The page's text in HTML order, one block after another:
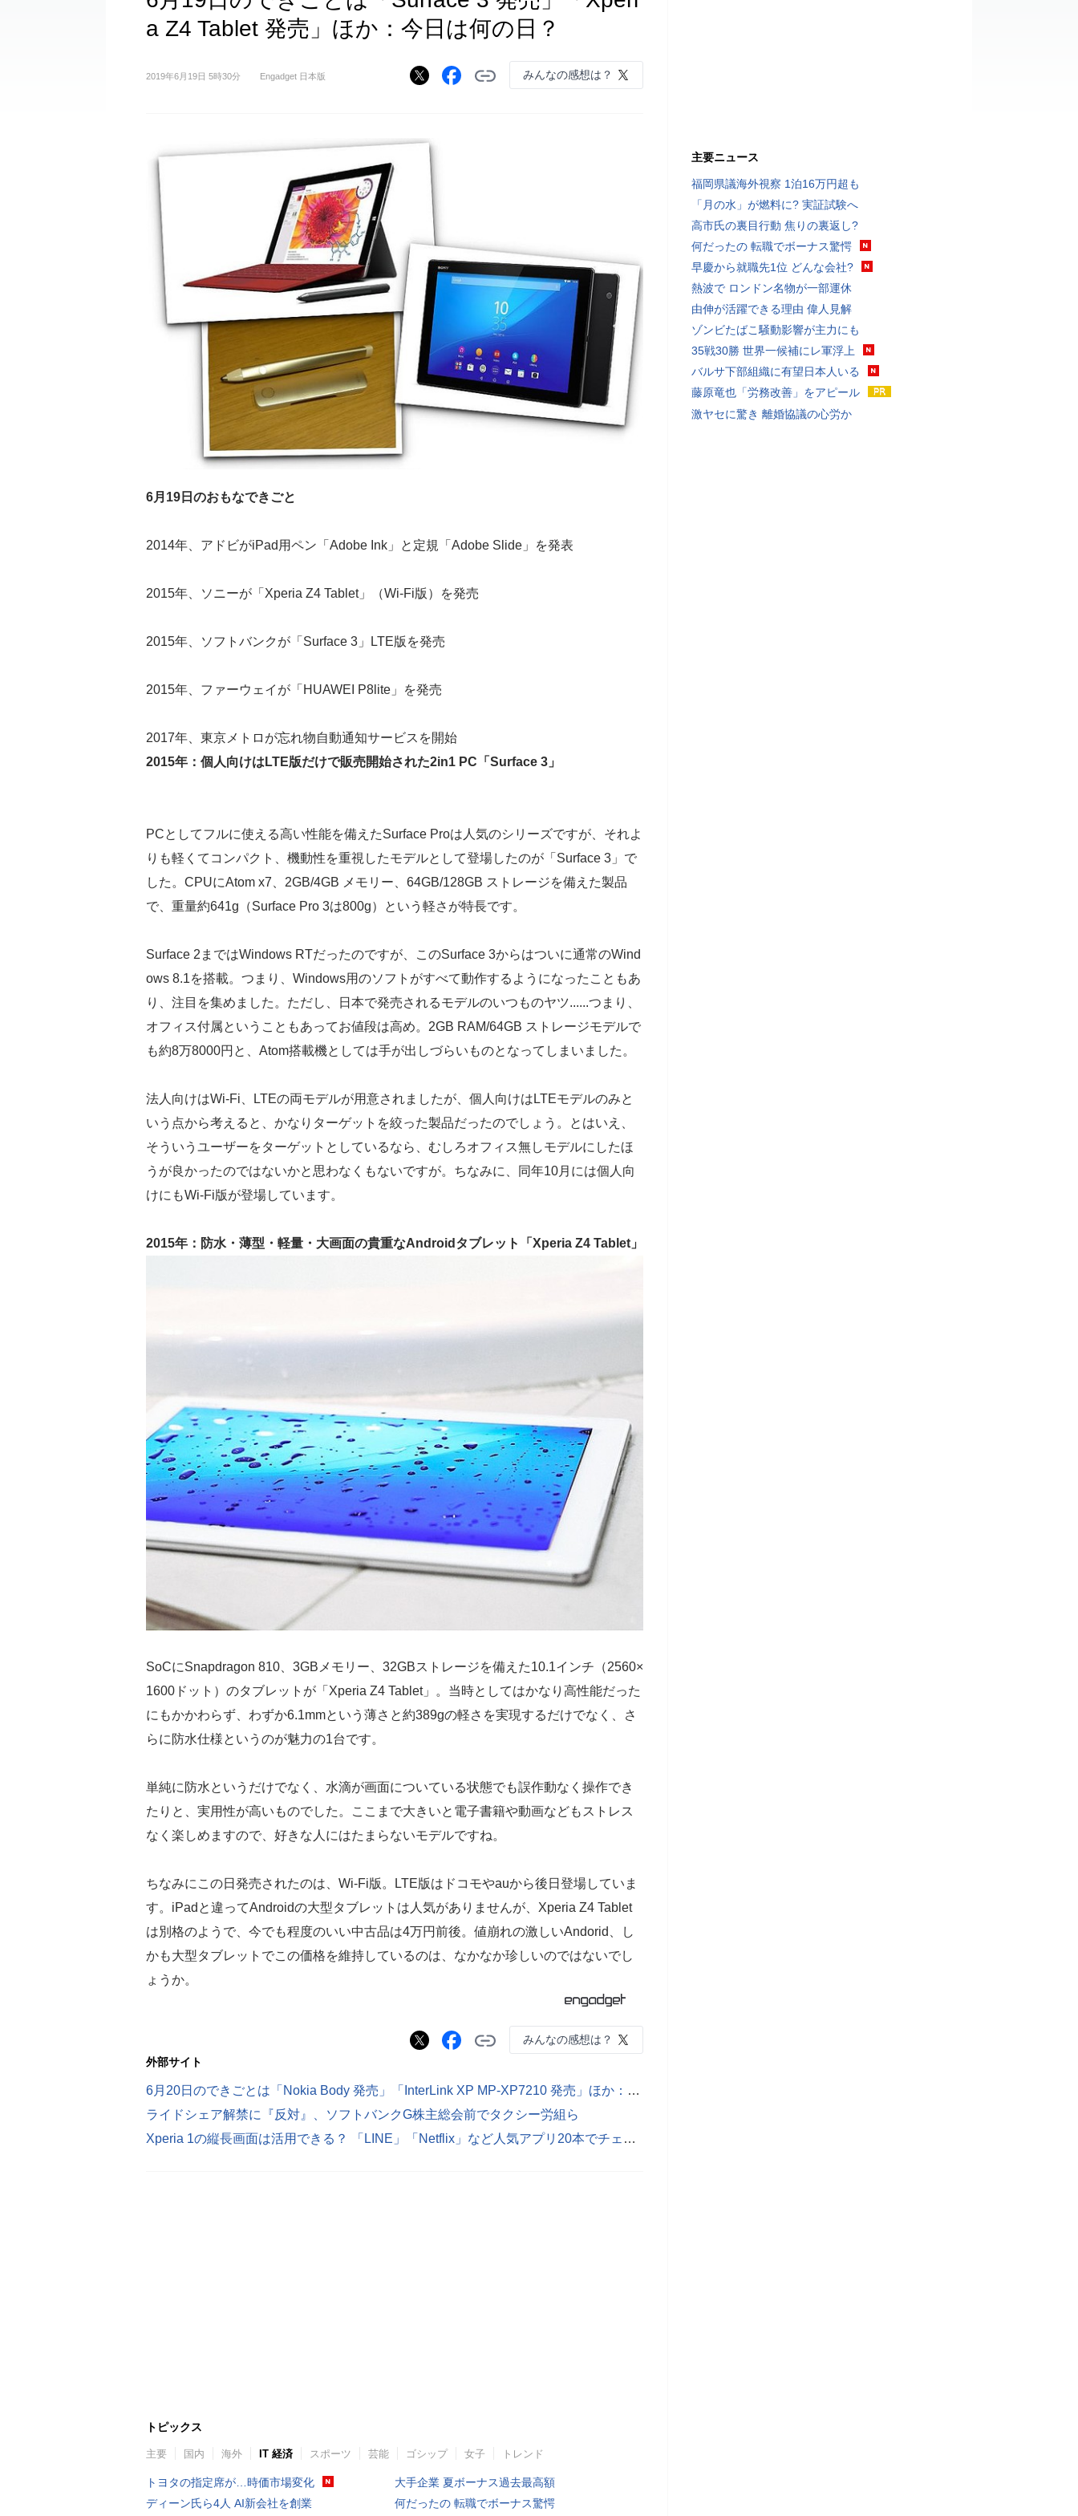
a Z4 Tablet 発売」ほか：今日は何の日？
2019年6月19日 5時30分 Engadget 日本版 みんなの感想は？
6月19日のおもなできごと
2014年、アドビがiPad用ペン「Adobe Ink」と定規「Adobe Slide」を発表
2015年、ソニーが「Xperia Z4 Tablet」（Wi-Fi版）を発売
2015年、ソフトバンクが「Surface 3」LTE版を発売
2015年、ファーウェイが「HUAWEI P8lite」を発売
2017年、東京メトロが忘れ物自動通知サービスを開始
2015年：個人向けはLTE版だけで販売開始された2in1 PC「Surface 3」
PCとしてフルに使える高い性能を備えたSurface Proは人気のシリーズですが、それよ
りも軽くてコンパクト、機動性を重視したモデルとして登場したのが「Surface 3」で
した。CPUにAtom x7、2GB/4GB メモリー、64GB/128GB ストレージを備えた製品
で、重量約641g（Surface Pro 3は800g）という軽さが特長です。
Surface 2まではWindows RTだったのですが、このSurface 3からはついに通常のWind
ows 8.1を搭載。つまり、Windows用のソフトがすべて動作するようになったこともあ
り、注目を集めました。ただし、日本で発売されるモデルのいつものヤツ......つまり、
オフィス付属ということもあってお値段は高め。2GB RAM/64GB ストレージモデルで
も約8万8000円と、Atom搭載機としては手が出しづらいものとなってしまいました。
法人向けはWi-Fi、LTEの両モデルが用意されましたが、個人向けはLTEモデルのみと
いう点から考えると、かなりターゲットを絞った製品だったのでしょう。とはいえ、
そういうユーザーをターゲットとしているなら、むしろオフィス無しモデルにしたほ
うが良かったのではないかと思わなくもないですが。ちなみに、同年10月には個人向
けにもWi-Fi版が登場しています。
2015年：防水・薄型・軽量・大画面の貴重なAndroidタブレット「Xperia Z4 Tablet」
SoCにSnapdragon 810、3GBメモリー、32GBストレージを備えた10.1インチ（2560×
1600ドット）のタブレットが「Xperia Z4 Tablet」。当時としてはかなり高性能だった
にもかかわらず、わずか6.1mmという薄さと約389gの軽さを実現するだけでなく、さ
らに防水仕様というのが魅力の1台です。
単純に防水というだけでなく、水滴が画面についている状態でも誤作動なく操作でき
たりと、実用性が高いものでした。ここまで大きいと電子書籍や動画などもストレス
なく楽しめますので、好きな人にはたまらないモデルですね。
ちなみにこの日発売されたのは、Wi-Fi版。LTE版はドコモやauから後日登場していま
す。iPadと違ってAndroidの大型タブレットは人気がありませんが、Xperia Z4 Tablet
は別格のようで、今でも程度のいい中古品は4万円前後。値崩れの激しいAndorid、し
かも大型タブレットでこの価格を維持しているのは、なかなか珍しいのではないでし
ょうか。
みんなの感想は？
外部サイト
6月20日のできごとは「Nokia Body 発売」「InterLink XP MP-XP7210 発売」ほか：今日は何の日？
ライドシェア解禁に『反対』、ソフトバンクG株主総会前でタクシー労組ら
Xperia 1の縦長画面は活用できる？ 「LINE」「Netflix」など人気アプリ20本でチェック
トピックス
主要 国内 海外 IT 経済 スポーツ 芸能 ゴシップ 女子 トレンド
トヨタの指定席が…時価市場変化
ディーン氏ら4人 AI新会社を創業
大手企業 夏ボーナス過去最高額
何だったの 転職でボーナス驚愕
主要ニュース
福岡県議海外視察 1泊16万円超も
「月の水」が燃料に? 実証試験へ
高市氏の裏目行動 焦りの裏返し?
何だったの 転職でボーナス驚愕
早慶から就職先1位 どんな会社?
熱波で ロンドン名物が一部運休
由伸が活躍できる理由 偉人見解
ゾンビたばこ騒動影響が主力にも
35戦30勝 世界一候補にレ軍浮上
バルサ下部組織に有望日本人いる
藤原竜也「労務改善」をアピール
激ヤセに驚き 離婚協議の心労か